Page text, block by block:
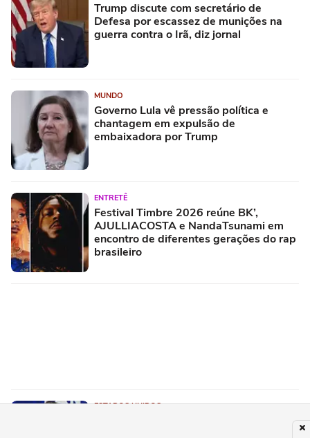
Trump discute com secretário de
Defesa por escassez de munições na
guerra contra o Irã, diz jornal
MUNDO
Governo Lula vê pressão política e
chantagem em expulsão de
embaixadora por Trump
ENTRETÊ
Festival Timbre 2026 reúne BK’,
AJULLIACOSTA e NandaTsunami em
encontro de diferentes gerações do rap
brasileiro
ESTADOS UNIDOS
'Ele não deveria estar atrás das grades':